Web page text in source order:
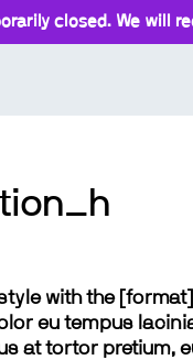
closed. We will
with the
eu tempus
at tortor pretium,